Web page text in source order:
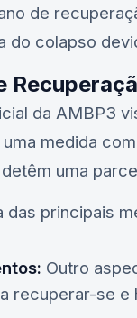
de
do colapso
da AMBP3
medida
uma
das principais
Outro
recuperar-se